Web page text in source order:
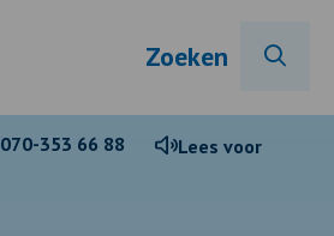
Zoeken
Telefoonnummer
070-353 66 88 Lees voor